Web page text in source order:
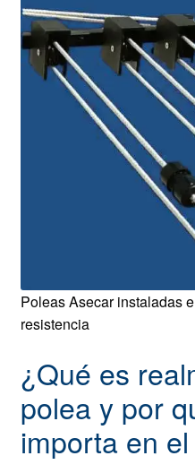
Poleas Asecar instaladas
resistencia
¿Qué es
polea y por
importa en